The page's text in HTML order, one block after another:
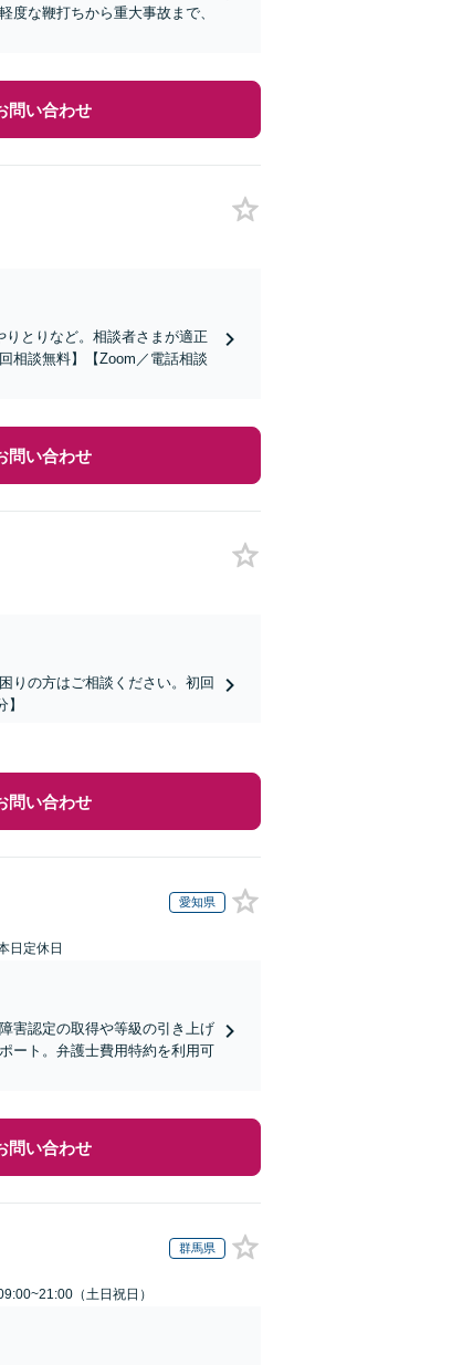
度な鞭打ちから重大事故まで、
問い合わせ
りとりなど。相談者さまが適正
相談無料】【Zoom／電話相談
問い合わせ
りの方はご相談ください。初回
問い合わせ
愛知県
日定休日
害認定の取得や等級の引き上げ
ート。弁護士費用特約を利用可
問い合わせ
群馬県
（土日祝日）